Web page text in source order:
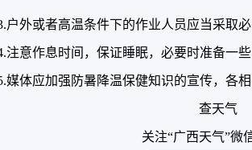
户外或者高温条件下的作业人员应当采取
注意作息时间，保证睡眠，必要时准备一
媒体应加强防暑降温保健知识的宣传，各
查天气
关注“广西天气”微